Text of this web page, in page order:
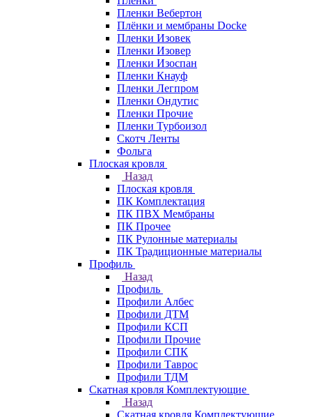
Пленки Вебертон
Плёнки и мембраны Docke
Пленки Изовек
Пленки Изовер
Пленки Изоспан
Пленки Кнауф
Пленки Легпром
Пленки Ондутис
Пленки Прочие
Пленки Турбоизол
Скотч Ленты
Фольга
Плоская кровля
Назад
Плоская кровля
ПК Комплектация
ПК ПВХ Мембраны
ПК Прочее
ПК Рулонные материалы
ПК Традиционные материалы
Профиль
Назад
Профиль
Профили Албес
Профили ДТМ
Профили КСП
Профили Прочие
Профили СПК
Профили Таврос
Профили ТДМ
Скатная кровля Комплектующие
Назад
Скатная кровля Комплектующие